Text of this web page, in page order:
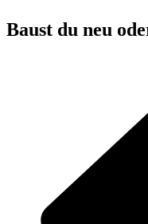
Baust du neu